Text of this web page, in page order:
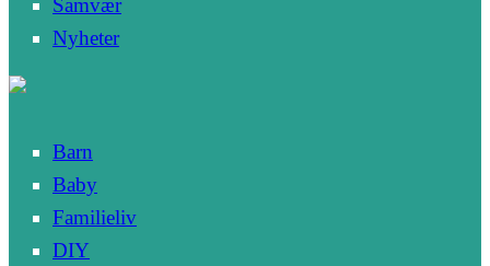
Samvær
Nyheter
Barn
Baby
Familieliv
DIY